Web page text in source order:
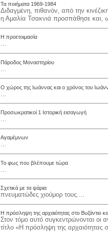
Τα ποιήματα 1969-1984
Διδαγμένη, πιθανόν, από την
η Αμαλία Τσακνιά προσπάθησε και,
Η προετοιμασία
...
Πάροδος Μοναστηρίου
Ο χώρος της Ιωάννας και ο χρόνος του
Προσωκρατικοί 1 Ιστορική εισαγωγή
...
Αγαμέμνων
...
Το φως που βλέπουμε τώρα
Σχετικά με τα ψάρια
πνευματώδες χιούμορ τους....
Η πρόσληψη της αρχαιότητας στο Βυζάντιο
Στον τόμο αυτό συγκεντρώνονται οι
τίτλο «Η πρόσληψη της αρχαιότητας